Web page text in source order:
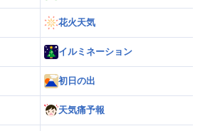
花火天気
イルミネーション
初日の出
天気痛予報